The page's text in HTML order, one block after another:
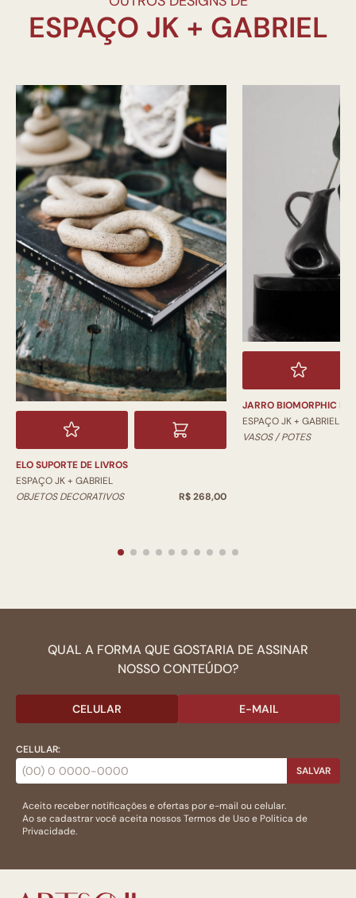
ELO SUPORTE DE LIVROS
ESPAÇO JK + GABRIEL
OBJETOS DECORATIVOS
R$ 268,00
JARRO BIOMORPHIC
ESPAÇO JK + GABRIEL
VASOS / POTES
QUAL A FORMA QUE GOSTARIA DE ASSINAR
NOSSO CONTEÚDO?
CELULAR E-MAIL
CELULAR:
SALVAR
Aceito receber notificações e ofertas por e-mail ou celular.
Ao se cadastrar você aceita nossosTermos de Usoe Politica de
Privacidade.